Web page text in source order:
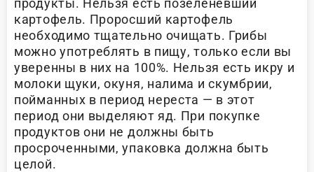
продукты. Нельзя есть позеленевший
картофель. Проросший картофель
необходимо тщательно очищать. Грибы
можно употреблять в пищу, только если вы
уверенны в них на 100%. Нельзя есть икру и
молоки щуки, окуня, налима и скумбрии,
пойманных в период нереста — в этот
период они выделяют яд. При покупке
продуктов они не должны быть
просроченными, упаковка должна быть
целой.